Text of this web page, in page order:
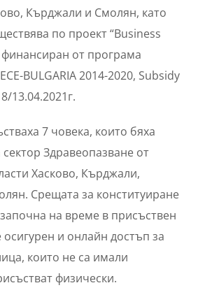
Кърджали и Смолян, като
по проект “Business
финансиран от програма
BULGARIA 2014-2020, Subsidy
13.04.2021г.
7 човека, които бяха
Здравеопазване от
Хасково, Кърджали,
Срещата за конституиране
на време в присъствен
и онлайн достъп за
които не са имали
физически.